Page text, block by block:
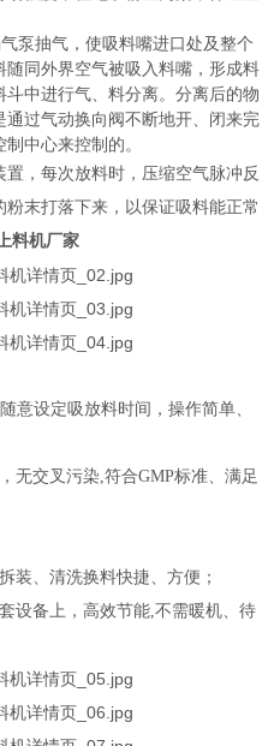
泵抽气，使吸料嘴进口处及整个
同外界空气被吸入料嘴，形成料
中进行气、料分离。分离后的物
过气动换向阀不断地开、闭来完
中心来控制的。
，每次放料时，压缩空气脉冲反
末打落下来，以保证吸料能正常
料机厂家
意设定吸放料时间，操作简单、
无交叉污染,符合GMP标准、满足
装、清洗换料快捷、方便；
设备上，高效节能,不需暖机、待